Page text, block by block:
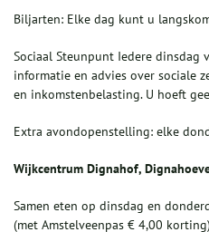
Biljarten: Elke dag kunt u
Sociaal Steunpunt Iedere dinsdag
informatie en advies over sociale
en inkomstenbelasting. U hoeft
Extra avondopenstelling: elke
Wijkcentrum Dignahof,
Samen eten op dinsdag en
(met Amstelveenpas € 4,00